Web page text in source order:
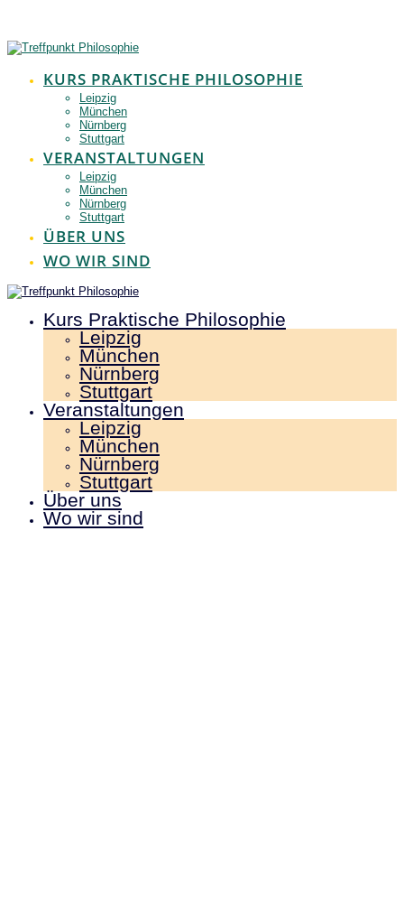
springen
KURS PRAKTISCHE PHILOSOPHIE
Leipzig
München
Nürnberg
Stuttgart
VERANSTALTUNGEN
Leipzig
München
Nürnberg
Stuttgart
ÜBER UNS
WO WIR SIND
Kurs Praktische Philosophie
Leipzig
München
Nürnberg
Stuttgart
Veranstaltungen
Leipzig
München
Nürnberg
Stuttgart
Über uns
Wo wir sind